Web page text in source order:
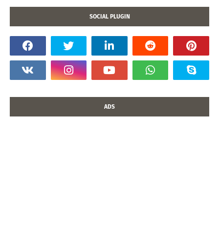
SOCIAL PLUGIN
ADS